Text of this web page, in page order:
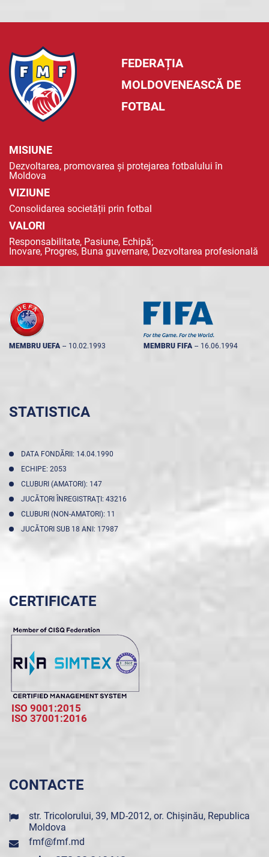
FEDERAȚIA
MOLDOVENEASCĂ DE
FOTBAL
MISIUNE
Dezvoltarea, promovarea și protejarea fotbalului în
Moldova
VIZIUNE
Consolidarea societății prin fotbal
VALORI
Responsabilitate, Pasiune, Echipă;
Inovare, Progres, Buna guvernare, Dezvoltarea profesională
MEMBRU UEFA -- 10.02.1993 MEMBRU FIFA -- 16.06.1994
STATISTICA
DATA FONDĂRII: 14.04.1990
ECHIPE: 2053
CLUBURI (AMATORI): 147
JUCĂTORI ÎNREGISTRAŢI: 43216
CLUBURI (NON-AMATORI): 11
JUCĂTORI SUB 18 ANI: 17987
CERTIFICATE
ISO 9001:2015
ISO 37001:2016
CONTACTE
str. Tricolorului, 39, MD-2012, or. Chișinău, Republica
Moldova
fmf@fmf.md